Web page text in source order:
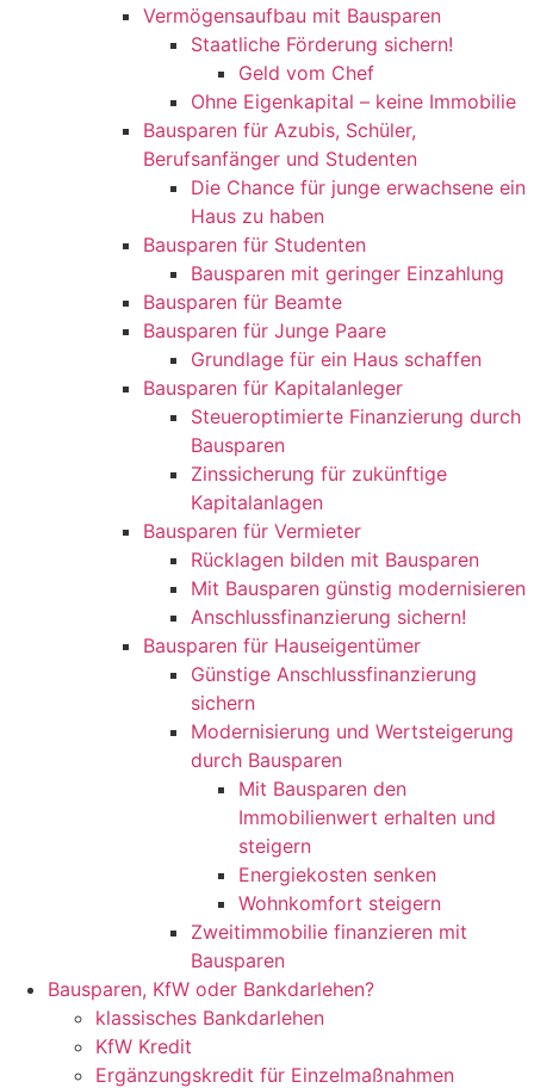
Vermögensaufbau mit Bausparen
Staatliche Förderung sichern!
Geld vom Chef
Ohne Eigenkapital – keine Immobilie
Bausparen für Azubis, Schüler,
Berufsanfänger und Studenten
Die Chance für junge erwachsene ein
Haus zu haben
Bausparen für Studenten
Bausparen mit geringer Einzahlung
Bausparen für Beamte
Bausparen für Junge Paare
Grundlage für ein Haus schaffen
Bausparen für Kapitalanleger
Steueroptimierte Finanzierung durch
Bausparen
Zinssicherung für zukünftige
Kapitalanlagen
Bausparen für Vermieter
Rücklagen bilden mit Bausparen
Mit Bausparen günstig modernisieren
Anschlussfinanzierung sichern!
Bausparen für Hauseigentümer
Günstige Anschlussfinanzierung
sichern
Modernisierung und Wertsteigerung
durch Bausparen
Mit Bausparen den
Immobilienwert erhalten und
steigern
Energiekosten senken
Wohnkomfort steigern
Zweitimmobilie finanzieren mit
Bausparen
Bausparen, KfW oder Bankdarlehen?
klassisches Bankdarlehen
KfW Kredit
Ergänzungskredit für Einzelmaßnahmen